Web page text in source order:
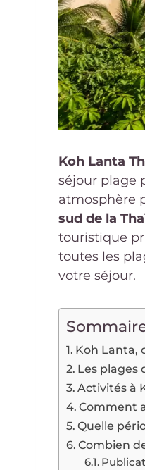
Koh Lanta
séjour plage
atmosphère
sud de la
touristique
toutes les
votre séjour.
Koh Lanta,
Les plages
Activités à
Comment
Quelle
Combien